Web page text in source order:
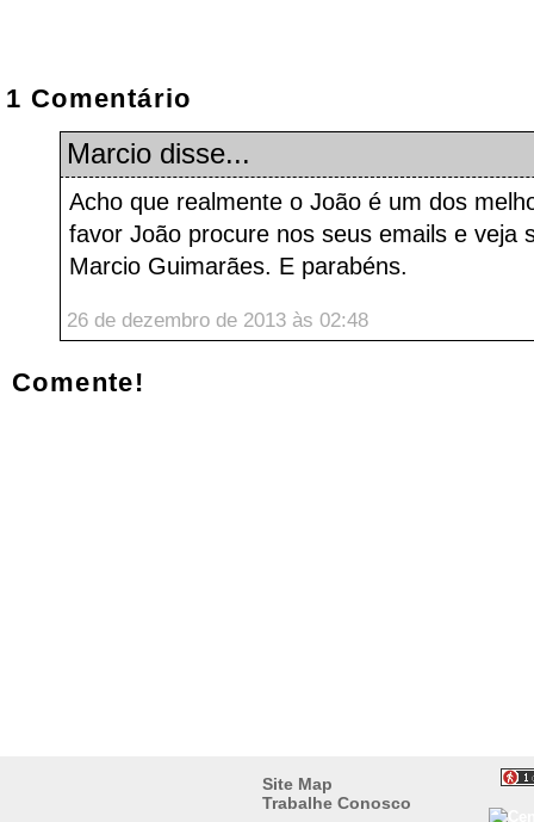
1 Comentário
Marcio disse...
Acho que realmente o João é um dos
favor João procure nos seus emails e veja
Marcio Guimarães. E parabéns.
26 de dezembro de 2013 às 02:48
Comente!
Site Map
Trabalhe Conosco